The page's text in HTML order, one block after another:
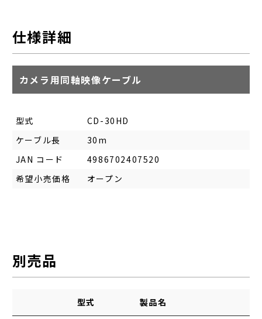
仕様詳細
カメラ用同軸映像ケーブル
型式
CD-30HD
ケーブル長
30m
JAN コード
4986702407520
希望小売価格
オープン
別売品
型式 製品名